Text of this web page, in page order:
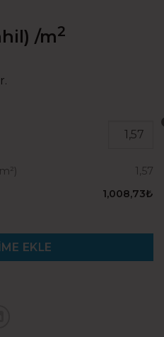
/m2
1,57
1,008,73₺
adet
EKLE